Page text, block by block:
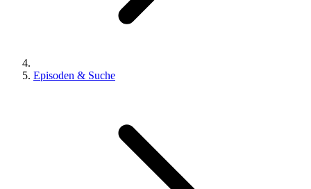
Episoden & Suche